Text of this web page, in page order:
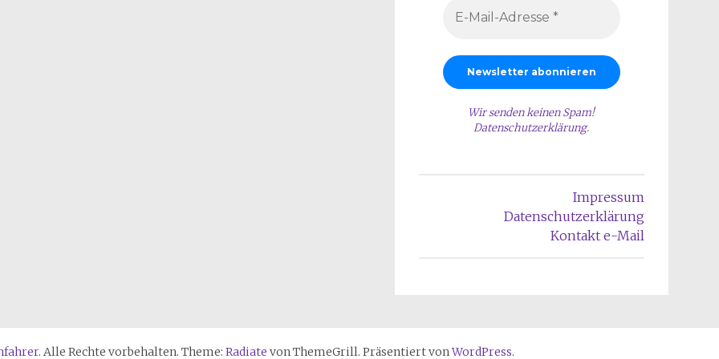
Wir senden keinen Spam!
Datenschutzerklärung.
Impressum
Datenschutzerklärung
Kontakt e-Mail
. Alle Rechte vorbehalten. Theme: Radiate von ThemeGrill. Präsentiert vonWordPress.